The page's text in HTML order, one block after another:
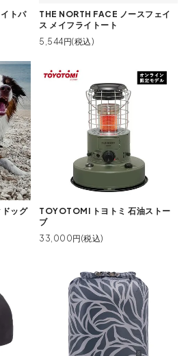
トパ
THE NORTH FACE ノースフェイ
ス メイフライトート
5,544円(税込)
ッグ
TOYOTOMI トヨトミ 石油ストー
ブ
33,000円(税込)